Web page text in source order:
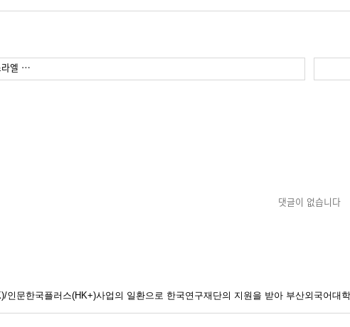
라엘 …
댓글이 없습니다
인문한국플러스(HK+)사업의 일환으로 한국연구재단의 지원을 받아 부산외국어대